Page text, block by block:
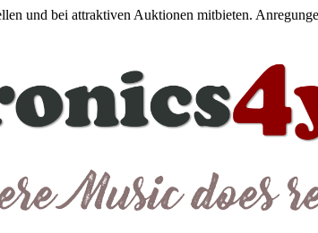
und bei attraktiven Auktionen mitbieten.